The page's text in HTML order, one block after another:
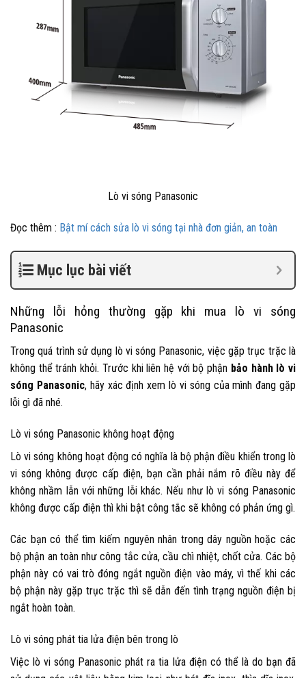
Lò vi sóng Panasonic
Đọc thêm : Bật mí cách sửa lò vi sóng tại nhà đơn giản, an toàn
Mục lục bài viết
Những lỗi hỏng thường gặp khi mua lò vi sóng
Panasonic
Trong quá trình sử dụng lò vi sóng Panasonic, việc gặp trục trặc là
không thể tránh khỏi. Trước khi liên hệ với bộ phận bảo hành lò vi
sóng Panasonic, hãy xác định xem lò vi sóng của mình đang gặp
lỗi gì đã nhé.
Lò vi sóng Panasonic không hoạt động
Lò vi sóng không hoạt động có nghĩa là bộ phận điều khiển trong lò
vi sóng không được cấp điện, bạn cần phải nắm rõ điều này để
không nhầm lẫn với những lỗi khác. Nếu như lò vi sóng Panasonic
không được cấp điện thì khi bật công tắc sẽ không có phản ứng gì.
Các bạn có thể tìm kiếm nguyên nhân trong dây nguồn hoặc các
bộ phận an toàn như công tắc cửa, cầu chì nhiệt, chốt cửa. Các bộ
phận này có vai trò đóng ngắt nguồn điện vào máy, vì thế khi các
bộ phận này gặp trục trặc thì sẽ dẫn đến tình trạng nguồn điện bị
ngắt hoàn toàn.
Lò vi sóng phát tia lửa điện bên trong lò
Việc lò vi sóng Panasonic phát ra tia lửa điện có thể là do bạn đã